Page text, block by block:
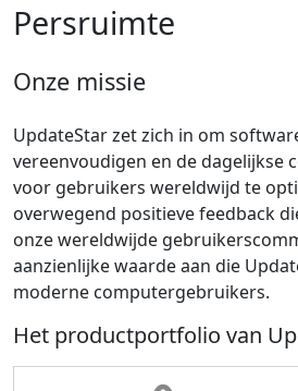
Persruimte
Onze missie
UpdateStar zet zich in om
vereenvoudigen en de dagelijkse
voor gebruikers wereldwijd te
overwegend positieve feedback
onze wereldwijde
aanzienlijke waarde aan die
moderne computergebruikers.
Het productportfolio van